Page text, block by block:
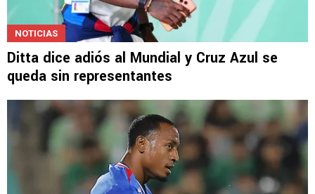
Ditta dice adiós al Mundial y Cruz Azul se
queda sin representantes